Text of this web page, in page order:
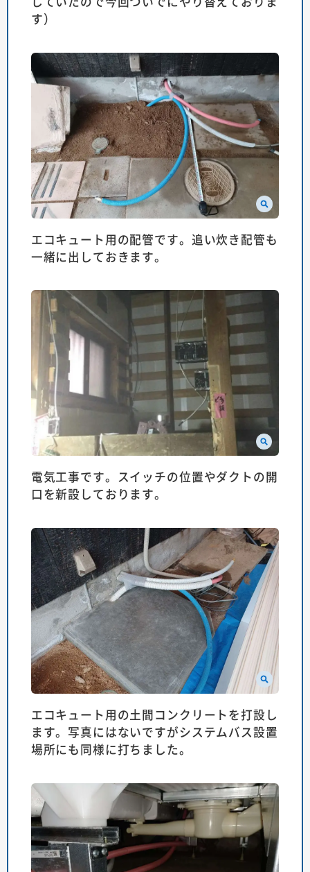
す）
エコキュート用の配管です。追い炊き配管も
一緒に出しておきます。
電気工事です。スイッチの位置やダクトの開
口を新設しております。
エコキュート用の土間コンクリートを打設し
ます。写真にはないですがシステムバス設置
場所にも同様に打ちました。